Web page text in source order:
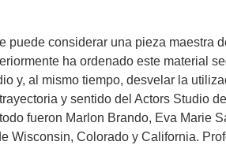
puede considerar una pieza
ha ordenado este material
y, al mismo tiempo, desvelar la
y sentido del Actors Studio
fueron Marlon Brando, Eva
Wisconsin, Colorado y California.